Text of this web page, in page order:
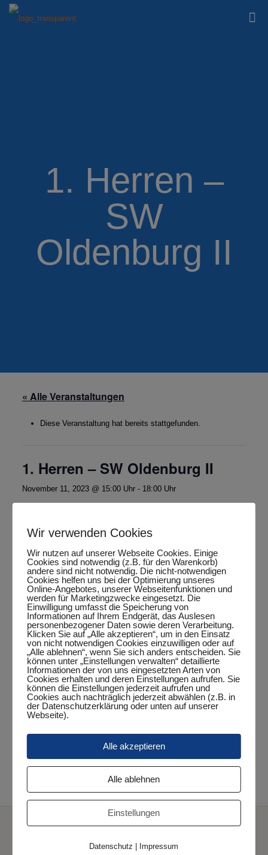
1. Herren –
SW
Oldenburg II
« Alle Veranstaltungen
Diese Veranstaltung hat bereits stattgefunden.
1. Herren – SW Oldenburg II
November 11, 2023 @ 15:00 Uhr- 18:00 Uhr
Zum Kalender hinzufügen
DETAILS
Datum:
November 11, 2023
Zeit:
15:00 Uhr - 18:00 Uhr
Veranstaltungskategorie:
Bezirksindividualmeisterschaften
TSR Olympia IV – 4.
Herren
Wir verwenden Cookies
Wir nutzen auf unserer Webseite Cookies. Einige
Cookies sind notwendig (z.B. für den Warenkorb)
andere sind nicht notwendig. Die nicht-notwendigen
Cookies helfen uns bei der Optimierung unseres
Online-Angebotes, unserer Webseitenfunktionen und
werden für Marketingzwecke eingesetzt. Die
Einwilligung umfasst die Speicherung von
Informationen auf Ihrem Endgerät, das Auslesen
personenbezogener Daten sowie deren Verarbeitung.
Klicken Sie auf „Alle akzeptieren“, um in den Einsatz
von nicht notwendigen Cookies einzuwilligen oder auf
„Alle ablehnen“, wenn Sie sich anders entscheiden. Sie
können unter „Einstellungen verwalten“ detaillierte
Informationen der von uns eingesetzten Arten von
Cookies erhalten und deren Einstellungen aufrufen. Sie
können die Einstellungen jederzeit aufrufen und
Cookies auch nachträglich jederzeit abwählen (z.B. in
der Datenschutzerklärung oder unten auf unserer
Webseite).
Alle akzeptieren
Alle ablehnen
Einstellungen
Datenschutz Impressum